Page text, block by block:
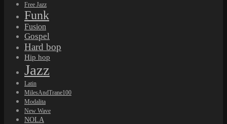
Free Jazz
Funk
Fusion
Gospel
Hard bop
Hip hop
Jazz
Latin
MilesAndTrane100
Modalita
New Wave
NOLA